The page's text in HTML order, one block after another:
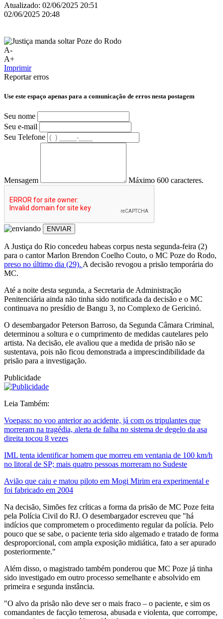
Atualizado: 02/06/2025 20:51
02/06/2025 20:48
A-
A+
Imprimir
Reportar erros
Use este espaço apenas para a comunicação de erros nesta postagem
Seu nome
Seu e-mail
Seu Telefone
Mensagem Máximo 600 caracteres.
ENVIAR
A Justiça do Rio concedeu habeas corpus nesta segunda-feira (2)
para o cantor Marlon Brendon Coelho Couto, o MC Poze do Rodo,
preso no último dia (29). A decisão revogou a prisão temporária do
MC.
Até a noite desta segunda, a Secretaria de Administração
Penitenciária ainda não tinha sido notificada da decisão e o MC
continuava no presídio de Bangu 3, no Complexo de Gericinó.
O desembargador Peterson Barroso, da Segunda Câmara Criminal,
determinou a soltura e o cumprimento de medidas cautelares pelo
artista. Na decisão, ele avaliou que a medida de prisão não se
sustentava, pois não ficou demonstrada a imprescindibilidade da
prisão para a investigação.
Publicidade
Leia Também:
Voepass: no voo anterior ao acidente, já com os tripulantes que
morreram na tragédia, alerta de falha no sistema de degelo da asa
direita tocou 8 vezes
IML tenta identificar homem que morreu em ventania de 100 km/h
no litoral de SP; mais quatro pessoas morreram no Sudeste
Avião que caiu e matou piloto em Mogi Mirim era experimental e
foi fabricado em 2004
Na decisão, Simões fez críticas a forma da prisão de MC Poze feita
pela Polícia Civil do RJ. O desembargador escreveu que "há
indícios que comprometem o procedimento regular da polícia. Pelo
pouco que se sabe, o paciente teria sido algemado e tratado de forma
desproporcional, com ampla exposição midiática, fato a ser apurado
posteriormente."
Além disso, o magistrado também ponderou que MC Poze já tinha
sido investigado em outro processo semelhante e absolvido em
primeira e segunda instância.
"O alvo da prisão não deve ser o mais fraco – o paciente, e sim os
comandantes de facção temerosa, abusada e violenta, que corrompe,